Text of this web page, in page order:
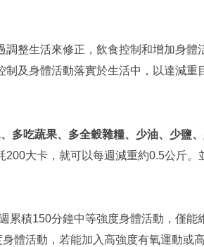
整生活來修正，飲食控制和增加身體
制及身體活動落實於生活中，以達減
多吃蔬果、多全穀雜糧、少油、少鹽、
大卡，就可以每週減重約0.5公斤。
累積150分鐘中等強度身體活動，僅
體活動，若能加入高強度有氧運動或